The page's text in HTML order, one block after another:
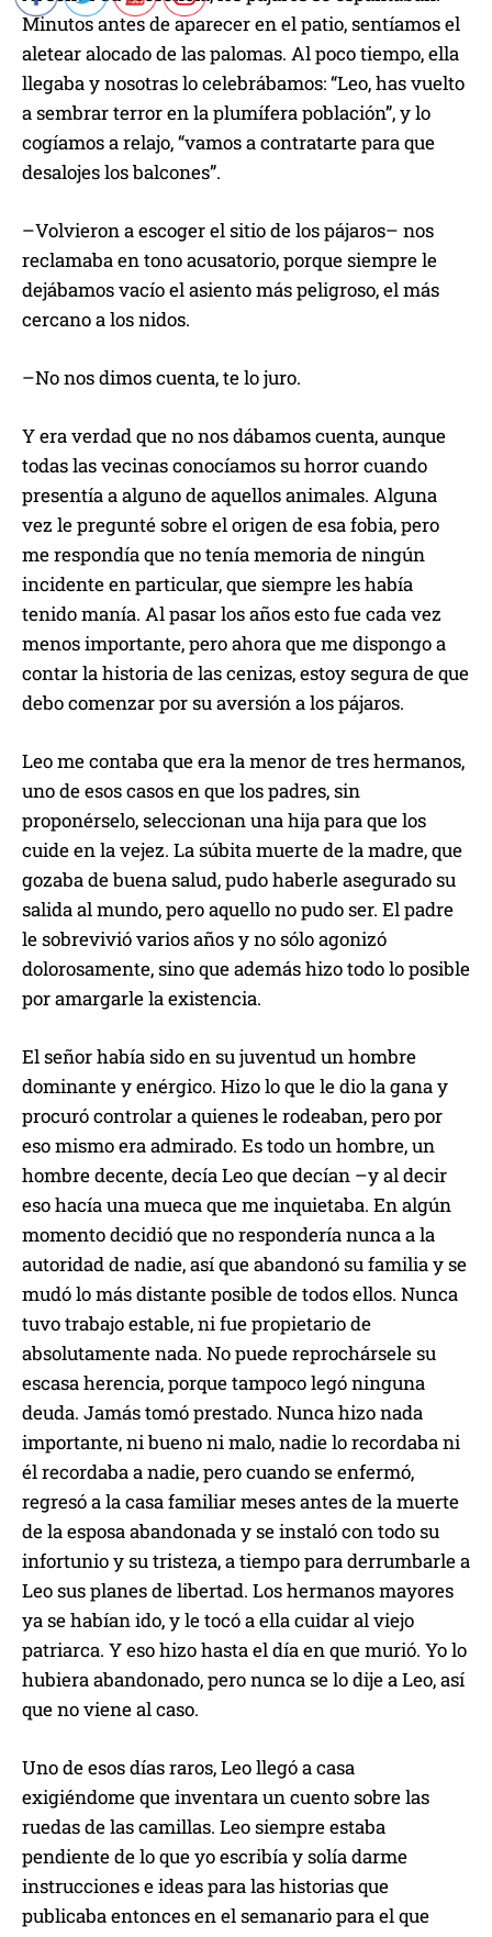
Minutos antes de aparecer en el patio, sentíamos el
aletear alocado de las palomas. Al poco tiempo, ella
llegaba y nosotras lo celebrábamos: “Leo, has vuelto
a sembrar terror en la plumífera población”, y lo
cogíamos a relajo, “vamos a contratarte para que
desalojes los balcones”.
–Volvieron a escoger el sitio de los pájaros– nos
reclamaba en tono acusatorio, porque siempre le
dejábamos vacío el asiento más peligroso, el más
cercano a los nidos.
–No nos dimos cuenta, te lo juro.
Y era verdad que no nos dábamos cuenta, aunque
todas las vecinas conocíamos su horror cuando
presentía a alguno de aquellos animales. Alguna
vez le pregunté sobre el origen de esa fobia, pero
me respondía que no tenía memoria de ningún
incidente en particular, que siempre les había
tenido manía. Al pasar los años esto fue cada vez
menos importante, pero ahora que me dispongo a
contar la historia de las cenizas, estoy segura de que
debo comenzar por su aversión a los pájaros.
Leo me contaba que era la menor de tres hermanos,
uno de esos casos en que los padres, sin
proponérselo, seleccionan una hija para que los
cuide en la vejez. La súbita muerte de la madre, que
gozaba de buena salud, pudo haberle asegurado su
salida al mundo, pero aquello no pudo ser. El padre
le sobrevivió varios años y no sólo agonizó
dolorosamente, sino que además hizo todo lo posible
por amargarle la existencia.
El señor había sido en su juventud un hombre
dominante y enérgico. Hizo lo que le dio la gana y
procuró controlar a quienes le rodeaban, pero por
eso mismo era admirado. Es todo un hombre, un
hombre decente, decía Leo que decían –y al decir
eso hacía una mueca que me inquietaba. En algún
momento decidió que no respondería nunca a la
autoridad de nadie, así que abandonó su familia y se
mudó lo más distante posible de todos ellos. Nunca
tuvo trabajo estable, ni fue propietario de
absolutamente nada. No puede reprochársele su
escasa herencia, porque tampoco legó ninguna
deuda. Jamás tomó prestado. Nunca hizo nada
importante, ni bueno ni malo, nadie lo recordaba ni
él recordaba a nadie, pero cuando se enfermó,
regresó a la casa familiar meses antes de la muerte
de la esposa abandonada y se instaló con todo su
infortunio y su tristeza, a tiempo para derrumbarle a
Leo sus planes de libertad. Los hermanos mayores
ya se habían ido, y le tocó a ella cuidar al viejo
patriarca. Y eso hizo hasta el día en que murió. Yo lo
hubiera abandonado, pero nunca se lo dije a Leo, así
que no viene al caso.
Uno de esos días raros, Leo llegó a casa
exigiéndome que inventara un cuento sobre las
ruedas de las camillas. Leo siempre estaba
pendiente de lo que yo escribía y solía darme
instrucciones e ideas para las historias que
publicaba entonces en el semanario para el que